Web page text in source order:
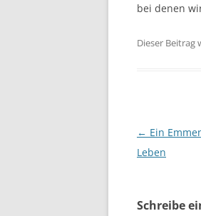
bei denen
Dieser Beitrag
← Ein
Leben
Schreibe